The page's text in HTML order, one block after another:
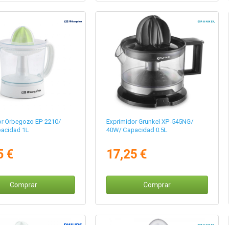
Orbegozo EP 2210/
1L
€
Comprar
Exprimidor Grunkel XP-545NG/
40W/ Capacidad 0.5L
17,25 €
Comprar